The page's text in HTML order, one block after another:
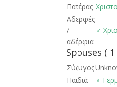
Πατέρας
Αδερφές
/
αδέρφια
♂️
Spouses ( 1
Σύζυγος
Παιδιά
♀️